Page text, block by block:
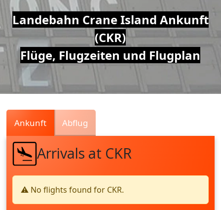
Air
Traffic
Live
Landebahn Crane Island Ankunft
(CKR)
Flüge, Flugzeiten und Flugplan
Ankunft Abflug
Arrivals at CKR
⚠️ No flights found for CKR.